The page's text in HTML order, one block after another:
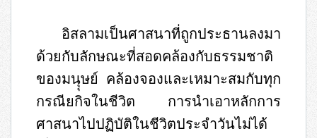
อิสลามเป็นศาสนาที่ถูกประธานลงมา
ด้วยกับลักษณะที่สอดคล้องกับธรรมชาติ
ของมนุุษย์ คล้องจองและเหมาะสมกับทุก
กรณียกิจในชีวิต การนำเอาหลักการ
ศาสนาไปปฏิบัติในชีวิตประจำวันไม่ได้